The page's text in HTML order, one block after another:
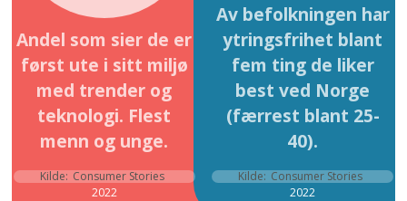
Andel som sier de er
først ute i sitt miljø
med trender og
teknologi. Flest
menn og unge.
Kilde: Consumer Stories
2022
Av befolkningen har
ytringsfrihet blant
fem ting de liker
best ved Norge
(færrest blant 25-
40).
Kilde: Consumer Stories
2022